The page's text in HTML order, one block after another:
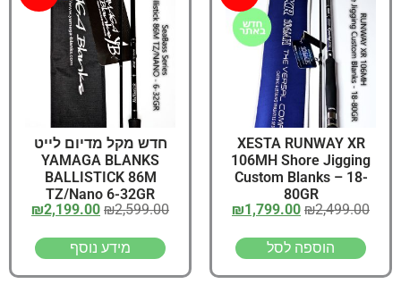
XESTA RUNWAY XR
106MH Shore Jigging
Custom Blanks – 18-
80GR
₪2,499.00
₪1,799.00
הוספה לסל
חדש מקל מדיום לייט
YAMAGA BLANKS
BALLISTICK 86M
TZ/Nano 6-32GR
₪2,599.00
₪2,199.00
מידע נוסף